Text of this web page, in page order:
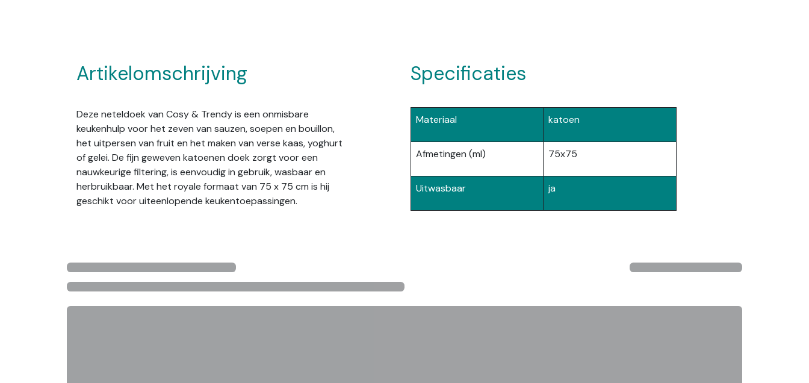
Artikelomschrijving
Deze neteldoek van Cosy & Trendy is een onmisbare
keukenhulp voor het zeven van sauzen, soepen en bouillon,
het uitpersen van fruit en het maken van verse kaas, yoghurt
of gelei. De fijn geweven katoenen doek zorgt voor een
nauwkeurige filtering, is eenvoudig in gebruik, wasbaar en
herbruikbaar. Met het royale formaat van 75 x 75 cm is hij
geschikt voor uiteenlopende keukentoepassingen.
Specificaties
Materiaal katoen
Afmetingen (ml) 75x75
Uitwasbaar ja